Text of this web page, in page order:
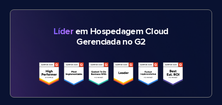
Líderem Hospedagem Cloud
Gerenciada no G2